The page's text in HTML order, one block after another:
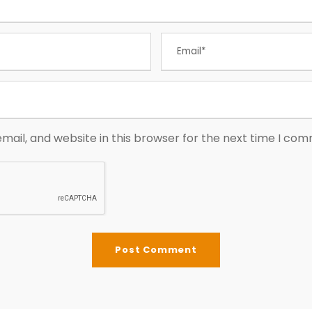
and website in this browser for the next time I